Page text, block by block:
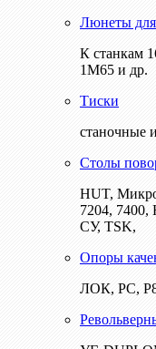
Люнеты для
К станкам
1М65 и др.
Тиски
станочные
Столы
HUT,
7204,
СУ, TSK,
Опоры
ЛОК, РС,